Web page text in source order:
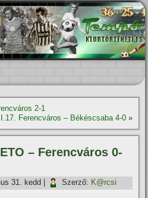
2-1
Ferencváros – Békéscsaba 4-0»
– Ferencváros 0-
31. kedd Szerző: K@rcsi